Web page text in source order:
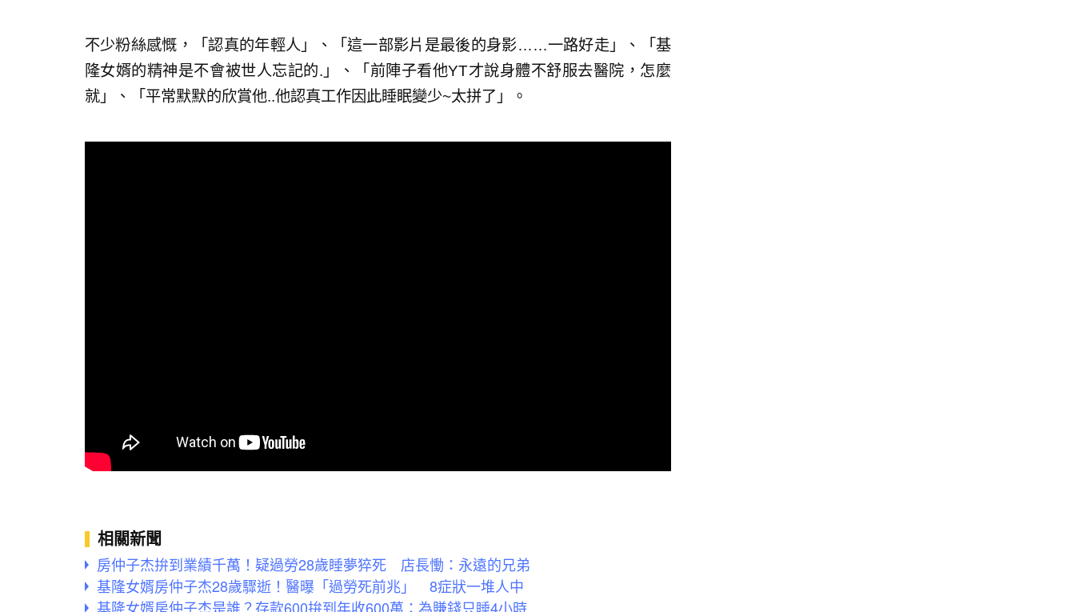
不少粉絲感慨，「認真的年輕人」、「這一部影片是最後的身影……一路好走」、「基
隆女婿的精神是不會被世人忘記的.」、「前陣子看他YT才說身體不舒服去醫院，怎麼
就」、「平常默默的欣賞他..他認真工作因此睡眠變少~太拼了」。
相關新聞
房仲子杰拚到業績千萬！疑過勞28歲睡夢猝死 店長慟：永遠的兄弟
基隆女婿房仲子杰28歲驟逝！醫曝「過勞死前兆」 8症狀一堆人中
基隆女婿房仲子杰是誰？存款600拚到年收600萬：為賺錢只睡4小時